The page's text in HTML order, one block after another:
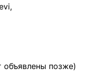
объявлены позже)